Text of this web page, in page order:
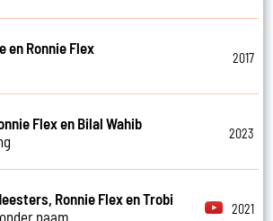
en Ronnie Flex
2017
Flex en Bilal Wahib
2023
Ronnie Flex en Trobi
naam
2021